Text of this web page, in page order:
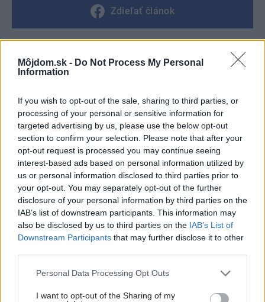
Môjdom.sk - Do Not Process My Personal
Information
If you wish to opt-out of the sale, sharing to third parties, or
processing of your personal or sensitive information for
targeted advertising by us, please use the below opt-out
section to confirm your selection. Please note that after your
opt-out request is processed you may continue seeing
interest-based ads based on personal information utilized by
us or personal information disclosed to third parties prior to
your opt-out. You may separately opt-out of the further
disclosure of your personal information by third parties on the
IAB’s list of downstream participants. This information may
also be disclosed by us to third parties on the IAB’s List of
Downstream Participants that may further disclose it to other
Please note that this website/app uses one or more Google
not limited to your visit or usage behaviour. You may click to
Personal Data Processing Opt Outs
I want to opt-out of the Sharing of my
Zdieľať článok
Pozrite si viac